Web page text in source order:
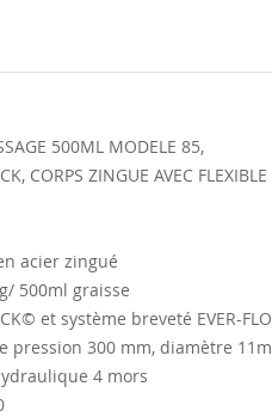
500ML MODELE 85,
CORPS ZINGUE AVEC
acier zingué
500ml graisse
et système breveté EVER-
pression 300 mm, diamètre
4 mors